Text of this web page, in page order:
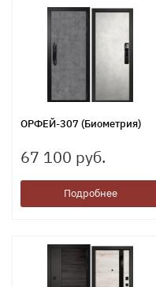
ОРФЕЙ-307 (Биометрия)
67 100 руб.
Подробнее